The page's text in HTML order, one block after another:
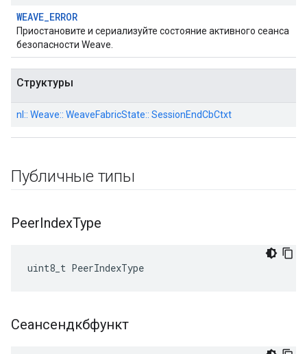
WEAVE_ERROR
Приостановите и сериализуйте состояние активного сеанса
безопасности Weave.
Структуры
nl:: Weave:: WeaveFabricState:: SessionEndCbCtxt
Публичные типы
PeerIndexType
uint8_t PeerIndexType
Сеансендкбфункт